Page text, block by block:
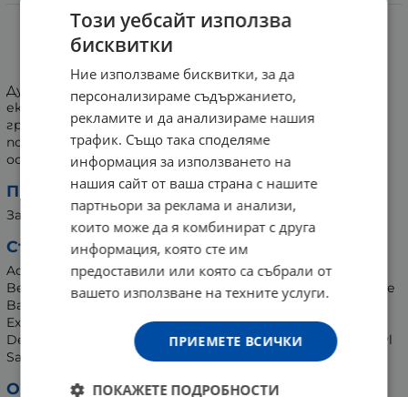
ДУШ ГЕЛ АЛОЕ ВЕРА 500 мл
ALCHIMIA
Душ гел с аромат на алое, обогатен с глицерин,
екстракт от алое вера и екстракт от семена на
грейпфрут. Почиства нежно кожата, подпомага
поддържането на естествената хидратация и
оставя приятно усещане за свежест и комфорт.
Предназначение:
За измиване на тяло.
Съставки:
Aqua (Water/Eau), Sodium Coceth Sulfate, Cocamidopropyl
Betaine, Sodium Chloride, Glycerin, Parfum (Fragrance), Aloe
Barbadensis Leaf Extract, Citrus Grandis (Grapefruit) Seed
Extract, Sodium Benzoate, Potassium Sorbate, Sodium
Dehydroacetate, Citric Acid, Linalool, Amyl Cinnamal, Benzyl
Salicylate, Dimethyl Phenethyl Acetate, Vanillin, Citronellol.
Опаковка:
Този уебсайт използва
бисквитки
Ние използваме бисквитки, за да
персонализираме съдържанието,
рекламите и да анализираме нашия
трафик. Също така споделяме
информация за използването на
нашия сайт от ваша страна с нашите
партньори за реклама и анализи,
които може да я комбинират с друга
информация, която сте им
предоставили или която са събрали от
вашето използване на техните услуги.
ПРИЕМЕТЕ ВСИЧКИ
ПОКАЖЕТЕ ПОДРОБНОСТИ